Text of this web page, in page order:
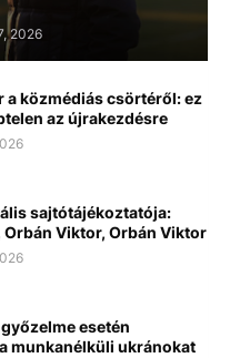
2026
a közmédiás csörtéről: ez
az újrakezdésre
sajtótájékoztatója:
Orbán Viktor, Orbán Viktor
esetén
munkanélküli ukránokat